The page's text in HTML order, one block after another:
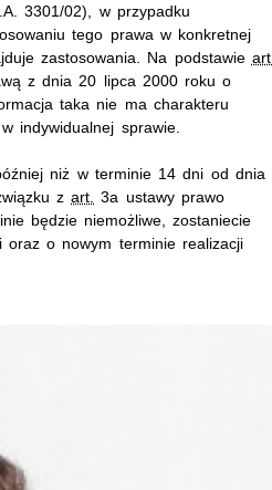
3301/02), w przypadku
tego prawa w konkretnej
zastosowania. Na podstawie art.
z dnia 20 lipca 2000 roku o
taka nie ma charakteru
indywidualnej sprawie.
niż w terminie 14 dni od dnia
zart. 3a ustawy prawo
będzie niemożliwe, zostaniecie
oraz o nowym terminie realizacji